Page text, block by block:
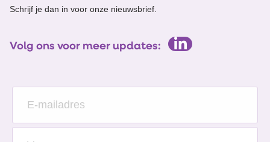
Schrijf je dan in voor onze nieuwsbrief.
Volg ons voor meer updates: